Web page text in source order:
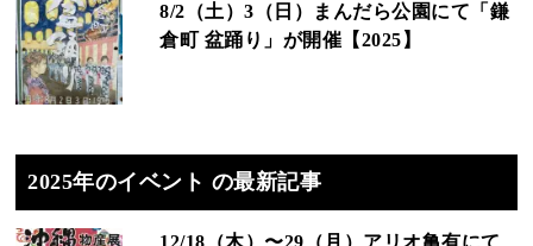
8/2（土）3（日）まんだら公園にて「鎌
倉町 盆踊り」が開催【2025】
2025年のイベント の最新記事